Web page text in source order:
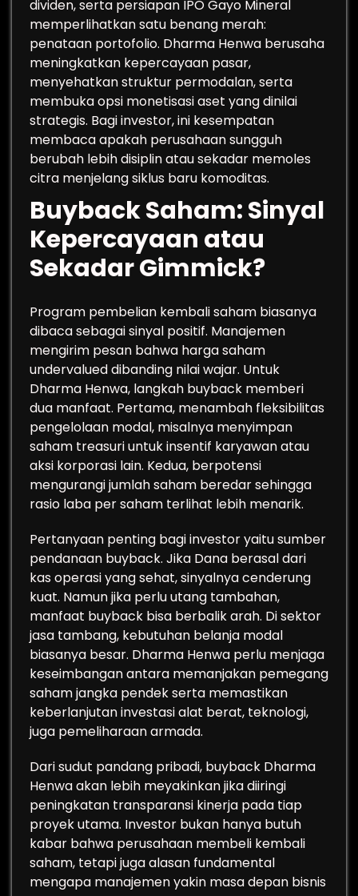
dividen, serta persiapan IPO Gayo Mineral
memperlihatkan satu benang merah:
penataan portofolio. Dharma Henwa berusaha
meningkatkan kepercayaan pasar,
menyehatkan struktur permodalan, serta
membuka opsi monetisasi aset yang dinilai
strategis. Bagi investor, ini kesempatan
membaca apakah perusahaan sungguh
berubah lebih disiplin atau sekadar memoles
citra menjelang siklus baru komoditas.
Buyback Saham: Sinyal
Kepercayaan atau
Sekadar Gimmick?
Program pembelian kembali saham biasanya
dibaca sebagai sinyal positif. Manajemen
mengirim pesan bahwa harga saham
undervalued dibanding nilai wajar. Untuk
Dharma Henwa, langkah buyback memberi
dua manfaat. Pertama, menambah fleksibilitas
pengelolaan modal, misalnya menyimpan
saham treasuri untuk insentif karyawan atau
aksi korporasi lain. Kedua, berpotensi
mengurangi jumlah saham beredar sehingga
rasio laba per saham terlihat lebih menarik.
Pertanyaan penting bagi investor yaitu sumber
pendanaan buyback. Jika Dana berasal dari
kas operasi yang sehat, sinyalnya cenderung
kuat. Namun jika perlu utang tambahan,
manfaat buyback bisa berbalik arah. Di sektor
jasa tambang, kebutuhan belanja modal
biasanya besar. Dharma Henwa perlu menjaga
keseimbangan antara memanjakan pemegang
saham jangka pendek serta memastikan
keberlanjutan investasi alat berat, teknologi,
juga pemeliharaan armada.
Dari sudut pandang pribadi, buyback Dharma
Henwa akan lebih meyakinkan jika diiringi
peningkatan transparansi kinerja pada tiap
proyek utama. Investor bukan hanya butuh
kabar bahwa perusahaan membeli kembali
saham, tetapi juga alasan fundamental
mengapa manajemen yakin masa depan bisnis